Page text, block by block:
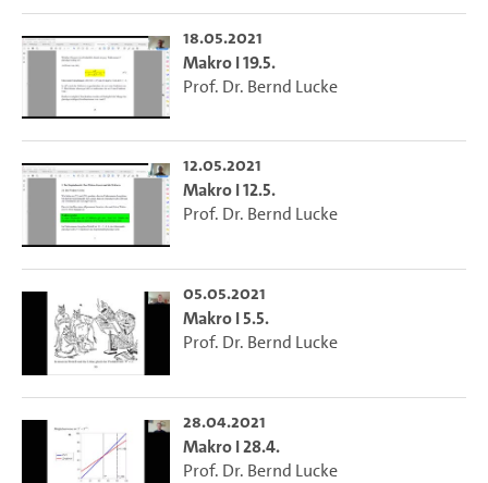
18.05.2021
Makro I 19.5.
Prof. Dr. Bernd Lucke
12.05.2021
Makro I 12.5.
Prof. Dr. Bernd Lucke
05.05.2021
Makro I 5.5.
Prof. Dr. Bernd Lucke
28.04.2021
Makro I 28.4.
Prof. Dr. Bernd Lucke